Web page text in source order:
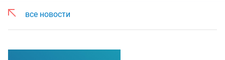
все новости